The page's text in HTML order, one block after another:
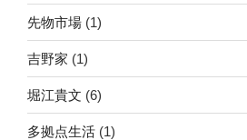
先物市場 (1)
吉野家 (1)
堀江貴文 (6)
多拠点生活 (1)